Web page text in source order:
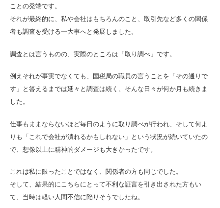
ことの発端です。
それが最終的に、私や会社はもちろんのこと、取引先など多くの関係
者も調査を受ける一大事へと発展しました。
調査とは言うものの、実際のところは「取り調べ」です。
例えそれが事実でなくても、国税局の職員の言うことを「その通りで
す」と答えるまでは延々と調査は続く、そんな日々が何か月も続きま
した。
仕事もままならないほど毎日のように取り調べが行われ、そして何よ
りも「これで会社が潰れるかもしれない」という状況が続いていたの
で、想像以上に精神的ダメージも大きかったです。
これは私に限ったことではなく、関係者の方も同じでした。
そして、結果的にこちらにとって不利な証言を引き出された方もい
て、当時は軽い人間不信に陥りそうでしたね。